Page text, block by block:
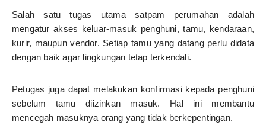
Salah satu tugas utama satpam perumahan adalah
mengatur akses keluar-masuk penghuni, tamu, kendaraan,
kurir, maupun vendor. Setiap tamu yang datang perlu didata
dengan baik agar lingkungan tetap terkendali.
Petugas juga dapat melakukan konfirmasi kepada penghuni
sebelum tamu diizinkan masuk. Hal ini membantu
mencegah masuknya orang yang tidak berkepentingan.